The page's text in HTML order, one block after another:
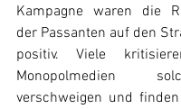
Kampagne waren die
der Passanten auf den
positiv. Viele
Monopolmedien
verschweigen und